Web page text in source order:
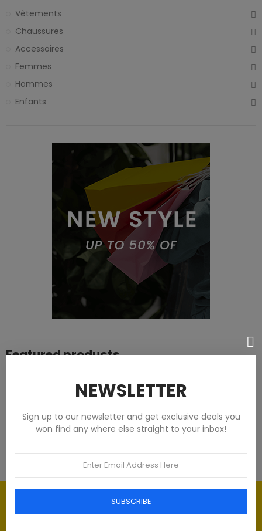
Vêtements
Chaussures
Accessoires
Femmes
Hommes
Enfants
Featured products
Tommy Hilfiger Chemises - Homme -
Blanches
93,00 €
Élégance intemporelle : l'art du
Luxe
NEWSLETTER
Sign up to our newsletter and get exclusive deals you
won find any where else straight to your inbox!
SUBSCRIBE